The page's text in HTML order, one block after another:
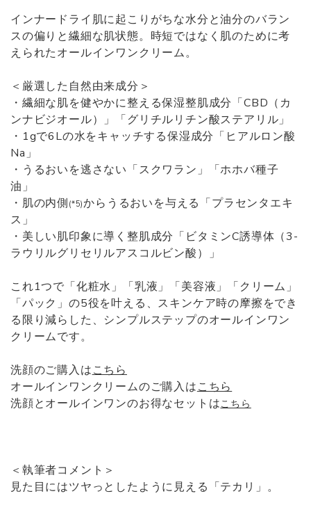
インナードライ肌に起こりがちな水分と油分のバラン
スの偏りと繊細な肌状態。時短ではなく肌のために考
えられたオールインワンクリーム。
＜厳選した自然由来成分＞
・繊細な肌を健やかに整える保湿整肌成分「CBD（カ
ンナビジオール）」「グリチルリチン酸ステアリル」
・1gで6Lの水をキャッチする保湿成分「ヒアルロン酸
Na」
・うるおいを逃さない「スクワラン」「ホホバ種子
油」
・肌の内側 (*5)からうるおいを与える「プラセンタエキ
ス」
・美しい肌印象に導く整肌成分「ビタミンC誘導体（3-
ラウリルグリセリルアスコルビン酸）」
これ1つで「化粧水」「乳液」「美容液」「クリーム」
「パック」の5役を叶える、スキンケア時の摩擦をでき
る限り減らした、シンプルステップのオールインワン
クリームです。
洗顔のご購入はこちら
オールインワンクリームのご購入はこちら
洗顔とオールインワンのお得なセットはこちら
＜執筆者コメント＞
見た目にはツヤっとしたように見える「テカリ」。